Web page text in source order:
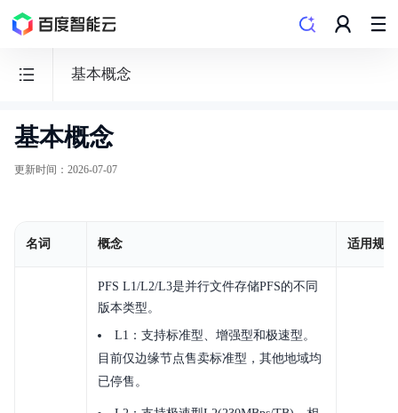
基本概念
并
行
存
基本概念
更新时间 ： 2026-07-07
名词 概念 适用规格
PFS L1/L2/L3是并行文件存储PFS的不同
版本类型。
L1：支持标准型、增强型和极速型。
目前仅边缘节点售卖标准型，其他地域均
已停售。